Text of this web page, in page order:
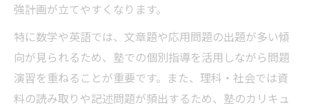
強計画が立てやすくなります。
特に数学や英語では、文章題や応用問題の出題が多い傾
向が見られるため、塾での個別指導を活用しながら問題
演習を重ねることが重要です。また、理科・社会では資
料の読み取りや記述問題が頻出するため、塾のカリキュ